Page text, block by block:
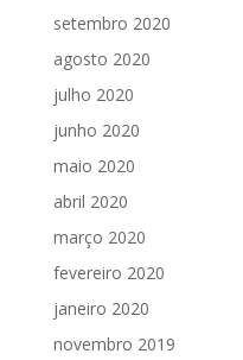
setembro 2020
agosto 2020
julho 2020
junho 2020
maio 2020
abril 2020
março 2020
fevereiro 2020
janeiro 2020
novembro 2019